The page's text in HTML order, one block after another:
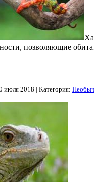
позволяющие
июля 2018 | Категория: